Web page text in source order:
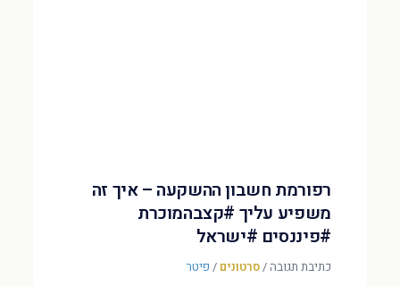
רפורמת חשבון ההשקעה – איך זה
משפיע עליך #קצבהמוכרת
#פיננסים #ישראל
כתיבת תגובה/סרטונים / פיטר